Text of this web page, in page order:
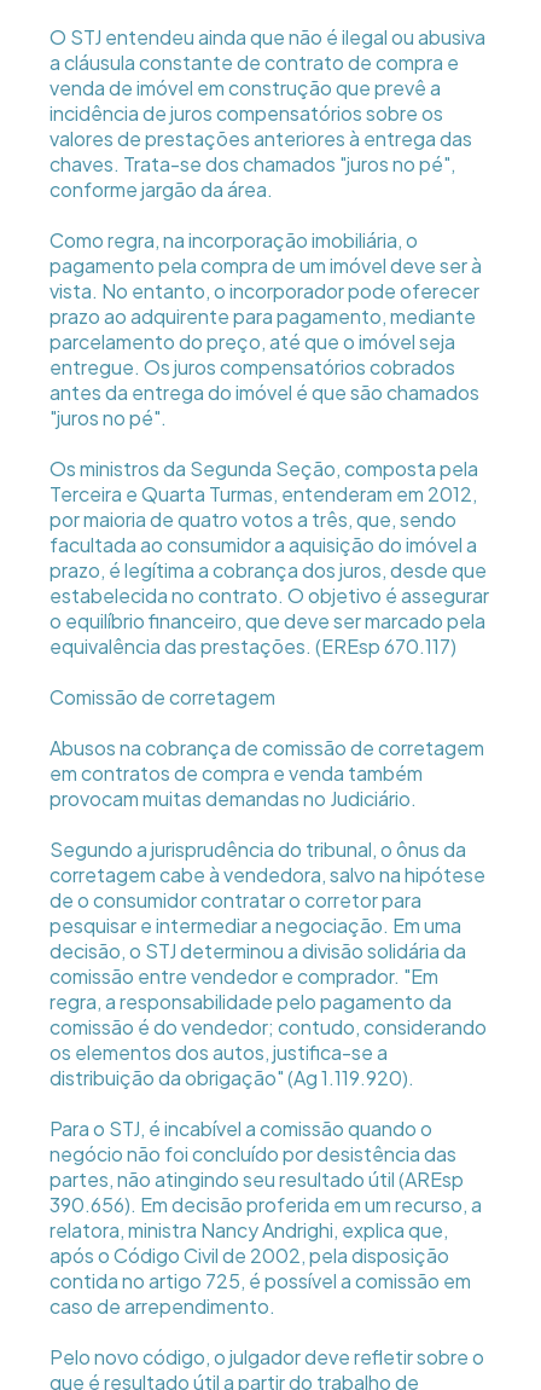
O STJ entendeu ainda que não é ilegal ou abusiva
a cláusula constante de contrato de compra e
venda de imóvel em construção que prevê a
incidência de juros compensatórios sobre os
valores de prestações anteriores à entrega das
chaves. Trata-se dos chamados "juros no pé",
conforme jargão da área.
Como regra, na incorporação imobiliária, o
pagamento pela compra de um imóvel deve ser à
vista. No entanto, o incorporador pode oferecer
prazo ao adquirente para pagamento, mediante
parcelamento do preço, até que o imóvel seja
entregue. Os juros compensatórios cobrados
antes da entrega do imóvel é que são chamados
"juros no pé".
Os ministros da Segunda Seção, composta pela
Terceira e Quarta Turmas, entenderam em 2012,
por maioria de quatro votos a três, que, sendo
facultada ao consumidor a aquisição do imóvel a
prazo, é legítima a cobrança dos juros, desde que
estabelecida no contrato. O objetivo é assegurar
o equilíbrio financeiro, que deve ser marcado pela
equivalência das prestações. (EREsp 670.117)
Comissão de corretagem
Abusos na cobrança de comissão de corretagem
em contratos de compra e venda também
provocam muitas demandas no Judiciário.
Segundo a jurisprudência do tribunal, o ônus da
corretagem cabe à vendedora, salvo na hipótese
de o consumidor contratar o corretor para
pesquisar e intermediar a negociação. Em uma
decisão, o STJ determinou a divisão solidária da
comissão entre vendedor e comprador. "Em
regra, a responsabilidade pelo pagamento da
comissão é do vendedor; contudo, considerando
os elementos dos autos, justifica-se a
distribuição da obrigação" (Ag 1.119.920).
Para o STJ, é incabível a comissão quando o
negócio não foi concluído por desistência das
partes, não atingindo seu resultado útil (AREsp
390.656). Em decisão proferida em um recurso, a
relatora, ministra Nancy Andrighi, explica que,
após o Código Civil de 2002, pela disposição
contida no artigo 725, é possível a comissão em
caso de arrependimento.
Pelo novo código, o julgador deve refletir sobre o
que é resultado útil a partir do trabalho de